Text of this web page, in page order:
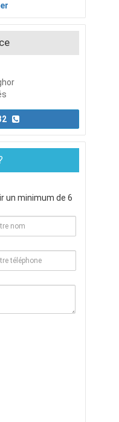
un minimum de 6